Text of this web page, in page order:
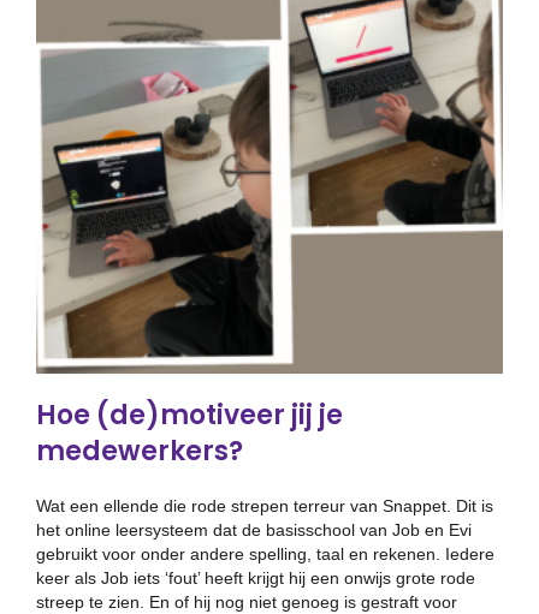
Hoe (de)motiveer jij je
medewerkers?
Wat een ellende die rode strepen terreur van Snappet. Dit is
het online leersysteem dat de basisschool van Job en Evi
gebruikt voor onder andere spelling, taal en rekenen. Iedere
keer als Job iets ‘fout’ heeft krijgt hij een onwijs grote rode
streep te zien. En of hij nog niet genoeg is gestraft voor